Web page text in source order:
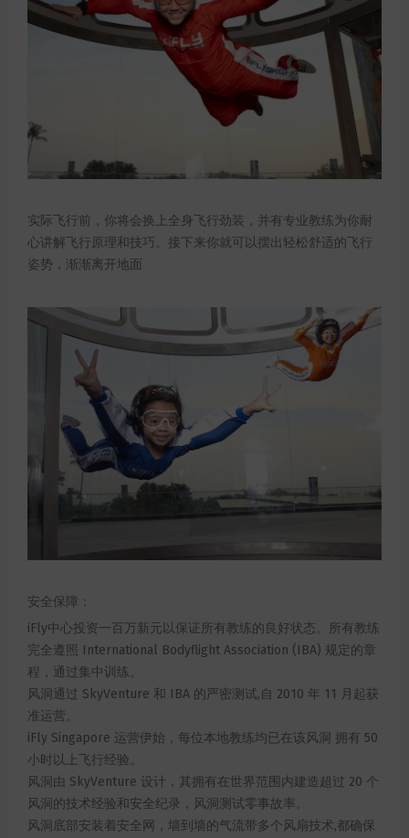
实际飞行前，你将会换上全身飞行劲装，并有专业教练为你耐
心讲解飞行原理和技巧。接下来你就可以摆出轻松舒适的飞行
姿势，渐渐离开地面
安全保障：
iFly中心投资一百万新元以保证所有教练的良好状态。所有教练
完全遵照 International Bodyflight Association (IBA) 规定的章
程，通过集中训练。
风洞通过 SkyVenture 和 IBA 的严密测试,自 2010 年 11 月起获
准运营。
iFly Singapore 运营伊始，每位本地教练均已在该风洞 拥有 50
小时以上飞行经验。
风洞由 SkyVenture 设计，其拥有在世界范围内建造超过 20 个
风洞的技术经验和安全纪录，风洞测试零事故率。
风洞底部安装着安全网，墙到墙的气流带多个风扇技术,都确保